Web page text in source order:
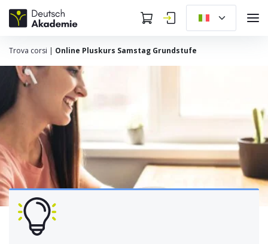
Trova corsi | Online Pluskurs Samstag Grundstufe